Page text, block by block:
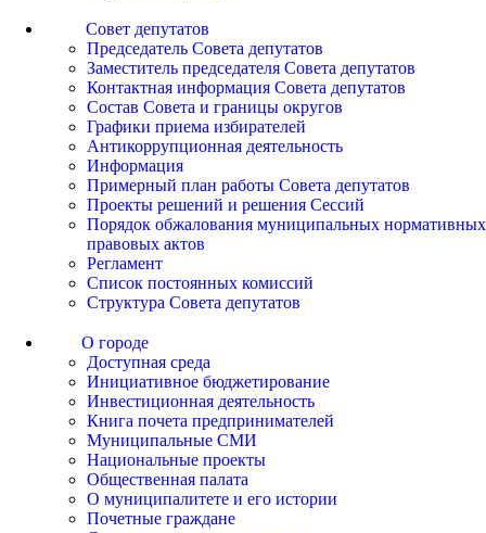
Совет депутатов
Председатель Совета депутатов
Заместитель председателя Совета депутатов
Контактная информация Совета депутатов
Состав Совета и границы округов
Графики приема избирателей
Антикоррупционная деятельность
Информация
Примерный план работы Совета депутатов
Проекты решений и решения Сессий
Порядок обжалования муниципальных нормативных
правовых актов
Регламент
Список постоянных комиссий
Структура Совета депутатов
О городе
Доступная среда
Инициативное бюджетирование
Инвестиционная деятельность
Книга почета предпринимателей
Муниципальные СМИ
Национальные проекты
Общественная палата
О муниципалитете и его истории
Почетные граждане